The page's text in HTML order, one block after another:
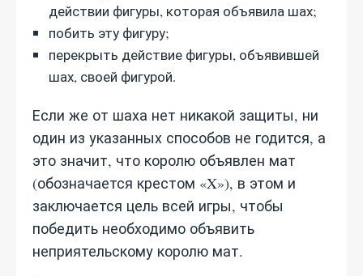
действии фигуры, которая объявила шах;
побить эту фигуру;
перекрыть действие фигуры, объявившей
шах, своей фигурой.
Если же от шаха нет никакой защиты, ни
один из указанных способов не годится, а
это значит, что королю объявлен мат
(обозначается крестом «X»), в этом и
заключается цель всей игры, чтобы
победить необходимо объявить
неприятельскому королю мат.